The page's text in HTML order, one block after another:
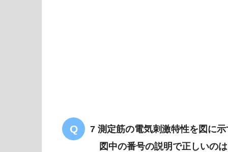
7 測定筋の電気刺激特性を図に示
図中の番号の説明で正しいの